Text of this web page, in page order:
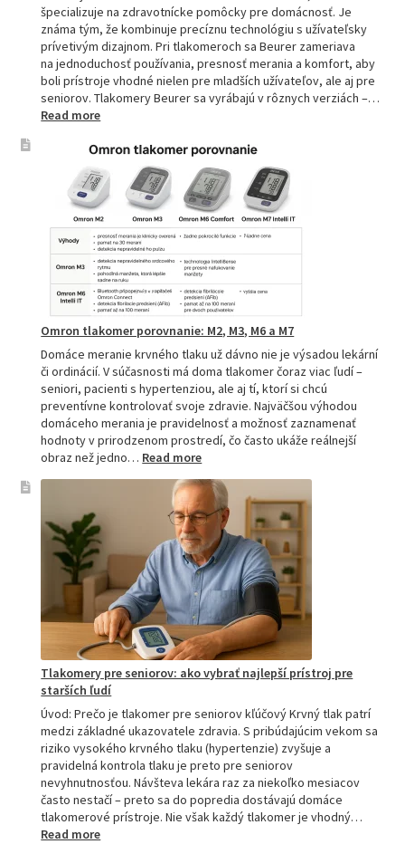
špecializuje na zdravotnícke pomôcky pre domácnosť. Je
známa tým, že kombinuje precíznu technológiu s užívateľsky
prívetivým dizajnom. Pri tlakomeroch sa Beurer zameriava
na jednoduchosť používania, presnosť merania a komfort, aby
boli prístroje vhodné nielen pre mladších užívateľov, ale aj pre
seniorov. Tlakomery Beurer sa vyrábajú v rôznych verziách –…
Read more:
tlakomery
spoľahlivý
pomocník
pre
zdravie
Omron tlakomer porovnanie: M2, M3, M6 a M7
Domáce meranie krvného tlaku už dávno nie je výsadou lekární
či ordinácií. V súčasnosti má doma tlakomer čoraz viac ľudí –
seniori, pacienti s hypertenziou, ale aj tí, ktorí si chcú
preventívne kontrolovať svoje zdravie. Najväčšou výhodou
domáceho merania je pravidelnosť a možnosť zaznamenať
hodnoty v prirodzenom prostredí, čo často ukáže reálnejší
obraz než jedno… Read more:
tlakomer
porovnanie:
M2,
M3,
M6
a
M7
Tlakomery pre seniorov: ako vybrať najlepší prístroj pre
starších ľudí
Úvod: Prečo je tlakomer pre seniorov kľúčový Krvný tlak patrí
medzi základné ukazovatele zdravia. S pribúdajúcim vekom sa
riziko vysokého krvného tlaku (hypertenzie) zvyšuje a
pravidelná kontrola tlaku je preto pre seniorov
nevyhnutnosťou. Návšteva lekára raz za niekoľko mesiacov
často nestačí – preto sa do popredia dostávajú domáce
tlakomerové prístroje. Nie však každý tlakomer je vhodný…
Read more: